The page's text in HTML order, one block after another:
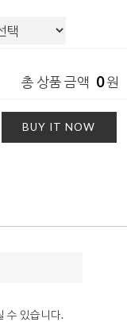
총 상품 금액 0원
BUY IT NOW
수 있습니다.